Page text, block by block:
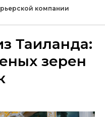
компании
Таиланда:
зерен